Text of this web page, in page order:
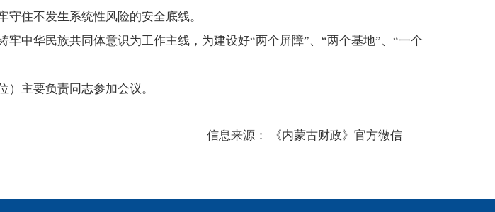
住不发生系统性风险的安全底线。
中华民族共同体意识为工作主线，为建设好“两个屏障”、“两个基地”、“一个
主要负责同志参加会议。
信息来源： 《内蒙古财政》官方微信